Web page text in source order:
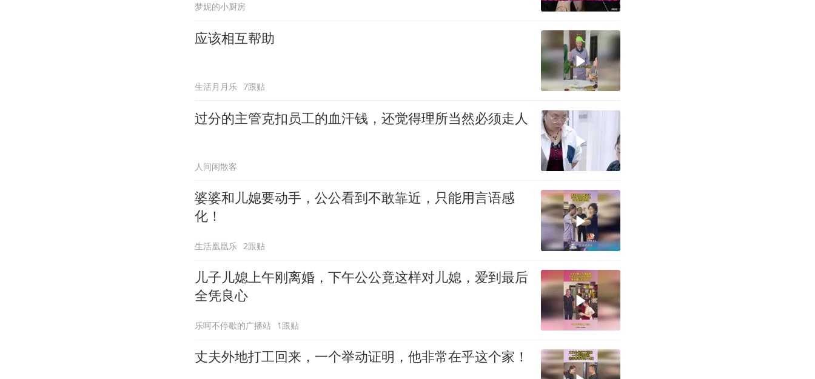
梦妮的小厨房
应该相互帮助
生活月月乐 7跟贴
过分的主管克扣员工的血汗钱，还觉得理所当然必须走人
人间闲散客
婆婆和儿媳要动手，公公看到不敢靠近，只能用言语感
化！
生活凰凰乐 2跟贴
儿子儿媳上午刚离婚，下午公公竟这样对儿媳，爱到最后
全凭良心
乐呵不停歇的广播站 1跟贴
丈夫外地打工回来，一个举动证明，他非常在乎这个家！